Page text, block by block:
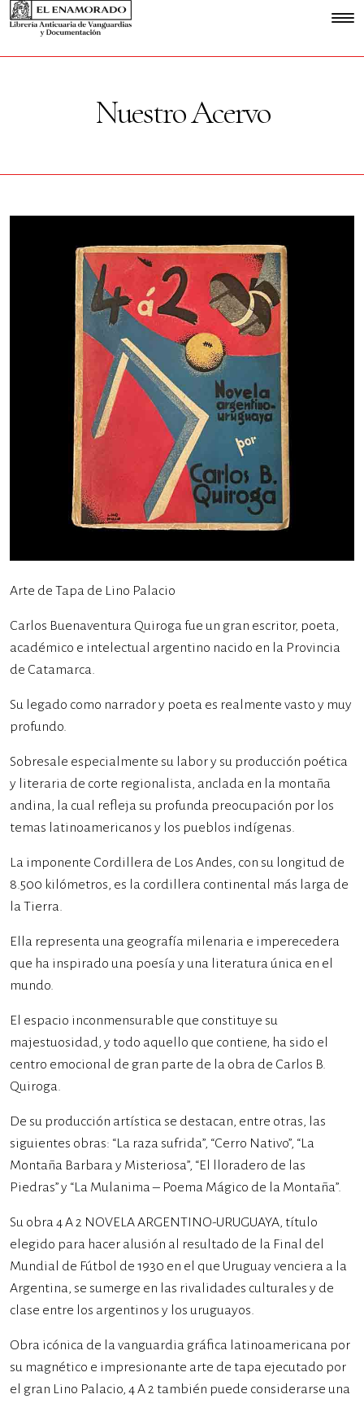
Nuestro Acervo
Arte de Tapa de Lino Palacio
Carlos Buenaventura Quiroga fue un gran escritor, poeta,
académico e intelectual argentino nacido en la Provincia
de Catamarca.
Su legado como narrador y poeta es realmente vasto y muy
profundo.
Sobresale especialmente su labor y su producción poética
y literaria de corte regionalista, anclada en la montaña
andina, la cual refleja su profunda preocupación por los
temas latinoamericanos y los pueblos indígenas.
La imponente Cordillera de Los Andes, con su longitud de
8.500 kilómetros, es la cordillera continental más larga de
la Tierra.
Ella representa una geografía milenaria e imperecedera
que ha inspirado una poesía y una literatura única en el
mundo.
El espacio inconmensurable que constituye su
majestuosidad, y todo aquello que contiene, ha sido el
centro emocional de gran parte de la obra de Carlos B.
Quiroga.
De su producción artística se destacan, entre otras, las
siguientes obras: “La raza sufrida”, “Cerro Nativo”, “La
Montaña Barbara y Misteriosa”, “El lloradero de las
Piedras” y “La Mulanima – Poema Mágico de la Montaña”.
Su obra 4 A 2 NOVELA ARGENTINO-URUGUAYA, título
elegido para hacer alusión al resultado de la Final del
Mundial de Fútbol de 1930 en el que Uruguay venciera a la
Argentina, se sumerge en las rivalidades culturales y de
clase entre los argentinos y los uruguayos.
Obra icónica de la vanguardia gráfica latinoamericana por
su magnético e impresionante arte de tapa ejecutado por
el gran Lino Palacio, 4 A 2 también puede considerarse una